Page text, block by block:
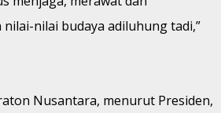
nilai budaya adiluhung tadi,”
Nusantara, menurut Presiden,